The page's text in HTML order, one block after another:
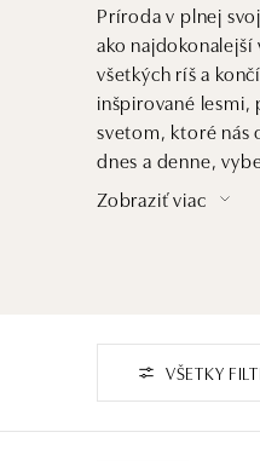
Príroda v plnej
ako
všetkých ríš a
inšpirované
svetom, ktoré
dnes a denne,
oslavuje krásy
Zobraziť viac
VŠETKY